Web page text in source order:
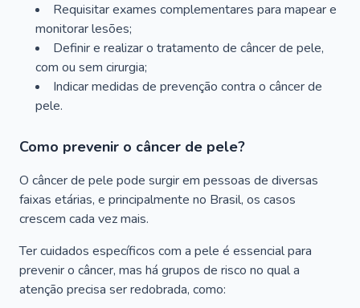
Requisitar exames complementares para mapear e
monitorar lesões;
Definir e realizar o tratamento de câncer de pele,
com ou sem cirurgia;
Indicar medidas de prevenção contra o câncer de
pele.
Como prevenir o câncer de pele?
O câncer de pele pode surgir em pessoas de diversas
faixas etárias, e principalmente no Brasil, os casos
crescem cada vez mais.
Ter cuidados específicos com a pele é essencial para
prevenir o câncer, mas há grupos de risco no qual a
atenção precisa ser redobrada, como: